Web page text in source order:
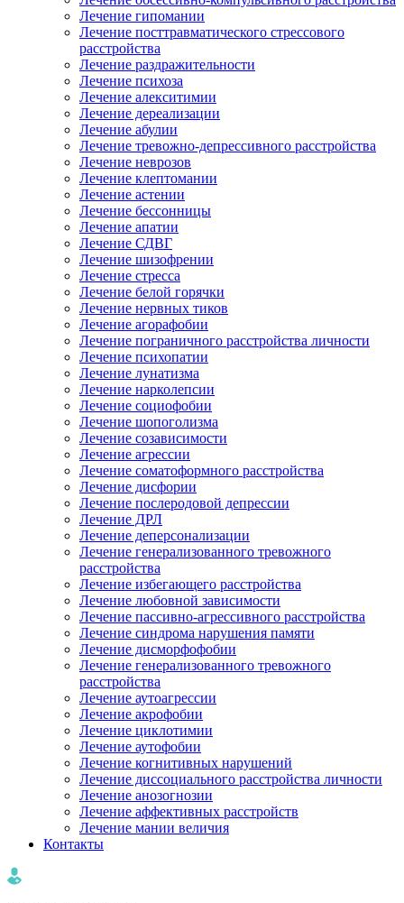
Лечение гипомании
Лечение посттравматического стрессового
расстройства
Лечение раздражительности
Лечение психоза
Лечение алекситимии
Лечение дереализации
Лечение абулии
Лечение тревожно-депрессивного расстройства
Лечение неврозов
Лечение клептомании
Лечение астении
Лечение бессонницы
Лечение апатии
Лечение СДВГ
Лечение шизофрении
Лечение стресса
Лечение белой горячки
Лечение нервных тиков
Лечение агорафобии
Лечение пограничного расстройства личности
Лечение психопатии
Лечение лунатизма
Лечение нарколепсии
Лечение социофобии
Лечение шопоголизма
Лечение созависимости
Лечение агрессии
Лечение соматоформного расстройства
Лечение дисфории
Лечение послеродовой депрессии
Лечение ДРЛ
Лечение деперсонализации
Лечение генерализованного тревожного
расстройства
Лечение избегающего расстройства
Лечение любовной зависимости
Лечение пассивно-агрессивного расстройства
Лечение синдрома нарушения памяти
Лечение дисморфофобии
Лечение генерализованного тревожного
расстройства
Лечение аутоагрессии
Лечение акрофобии
Лечение циклотимии
Лечение аутофобии
Лечение когнитивных нарушений
Лечение диссоциального расстройства личности
Лечение анозогнозии
Лечение аффективных расстройств
Лечение мании величия
Контакты